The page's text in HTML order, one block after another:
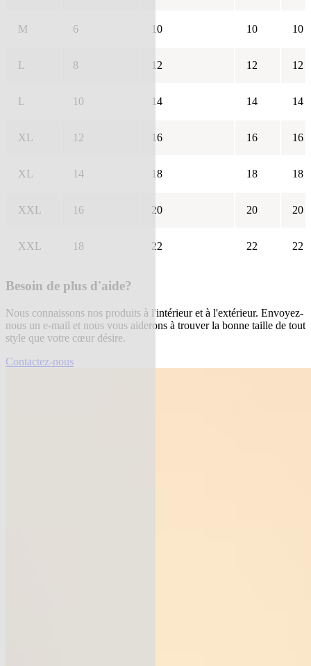
M 6 10 10 10
L 8 12 12 12
L 10 14 14 14
XL 12 16 16 16
XL 14 18 18 18
XXL 16 20 20 20
XXL 18 22 22 22
Besoin de plus d'aide?
Nous connaissons nos produits à l'intérieur et à l'extérieur. Envoyez-
nous un e-mail et nous vous aiderons à trouver la bonne taille de tout
style que votre cœur désire.
Contactez-nous